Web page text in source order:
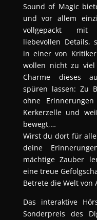
Sound of Magic
und vor allem
vollgepackt mit
liebevollen Details,
in einer von
wollen nicht zu
Charme dieses
spüren lassen: Zu
ohne
Kerkerzelle und
bewegt,…
Wirst du dort für
deine
mächtige Zauber
eine treue
Betrete die Welt von
Das interaktive
Sonderpreis des